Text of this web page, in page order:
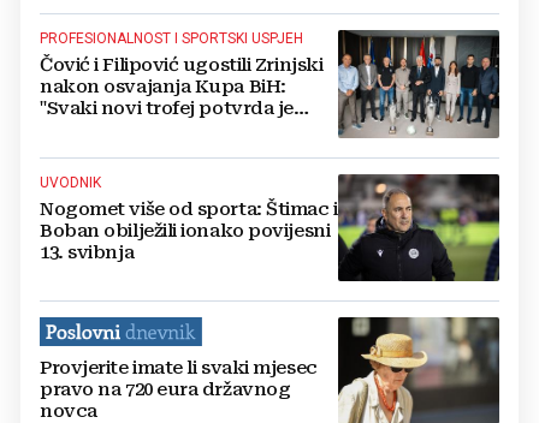
PROFESIONALNOST I SPORTSKI USPJEH
Čović i Filipović ugostili Zrinjski
nakon osvajanja Kupa BiH:
"Svaki novi trofej potvrda je
UVODNIK
Nogomet više od sporta: Štimac i
Boban obilježili ionako povijesni
13. svibnja
Provjerite imate li svaki mjesec
pravo na 720 eura državnog
novca